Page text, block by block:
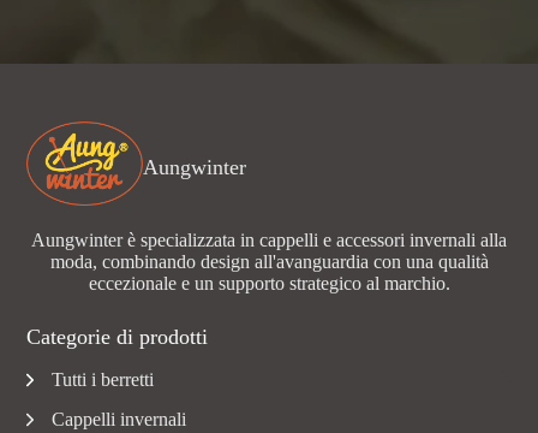
Aungwinter
Aungwinter è specializzata in cappelli e accessori invernali alla
moda, combinando design all'avanguardia con una qualità
eccezionale e un supporto strategico al marchio.
Categorie di prodotti
Tutti i berretti
Cappelli invernali